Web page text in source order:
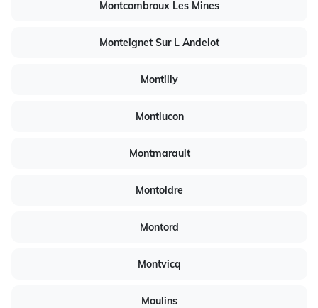
Montcombroux Les Mines
Monteignet Sur L Andelot
Montilly
Montlucon
Montmarault
Montoldre
Montord
Montvicq
Moulins